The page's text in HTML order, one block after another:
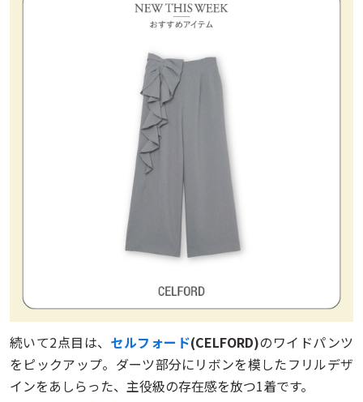
続いて2点目は、 セルフォード(CELFORD)のワイドパンツ
をピックアップ。ダーツ部分にリボンを模したフリルデザ
インをあしらった、主役級の存在感を放つ1着です。